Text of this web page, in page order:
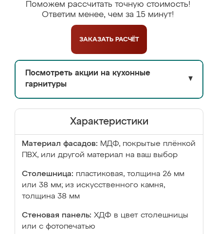
Поможем рассчитать точную стоимость!
Ответим менее, чем за 15 минут!
ЗАКАЗАТЬ РАСЧЁТ
Посмотреть акции на кухонные
гарнитуры
▼
Характеристики
Материал фасадов: МДФ, покрытые плёнкой
ПВХ, или другой материал на ваш выбор
Столешница: пластиковая, толщина 26 мм
или 38 мм; из искусственного камня,
толщина 38 мм
Стеновая панель: ХДФ в цвет столешницы
или с фотопечатью